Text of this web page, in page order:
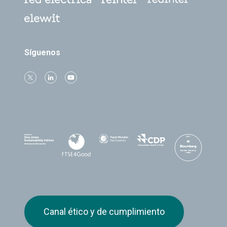
Síguenos
Canal ético y de cumplimiento